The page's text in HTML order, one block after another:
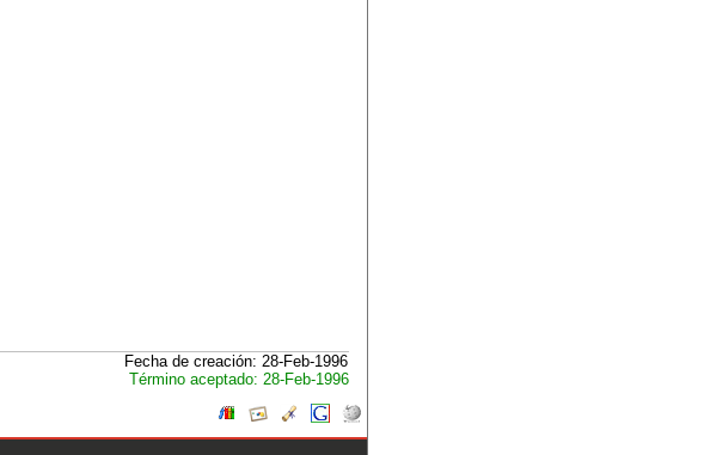
Fecha de creación: 28-Feb-1996
Término aceptado: 28-Feb-1996